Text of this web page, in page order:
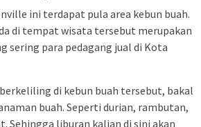
ini terdapat pula area kebun buah.
di tempat wisata tersebut merupakan
sering para pedagang jual di Kota
di kebun buah tersebut, bakal
buah. Seperti durian, rambutan,
Sehingga liburan kalian di sini akan